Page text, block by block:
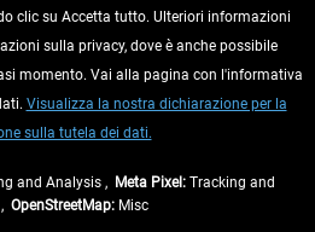
clic su Accetta tutto. Ulteriori informazioni
sulla privacy, dove è anche possibile
momento. Vai alla pagina con l'informativa
Visualizza la nostra dichiarazione per la
sulla tutela dei dati.
and Analysis , Meta Pixel: Tracking and
OpenStreetMap:Misc